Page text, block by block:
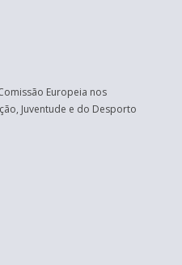
Europeia nos
Juventude e do Desporto